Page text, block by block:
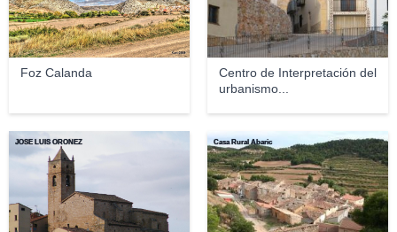
Foz Calanda
Centro de Interpretación del
urbanismo...
JOSE LUIS OROÑEZ Casa Rural Abaric